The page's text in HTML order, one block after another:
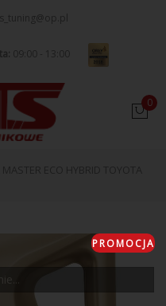
09:00 - 13:00
0
PROMOCJA